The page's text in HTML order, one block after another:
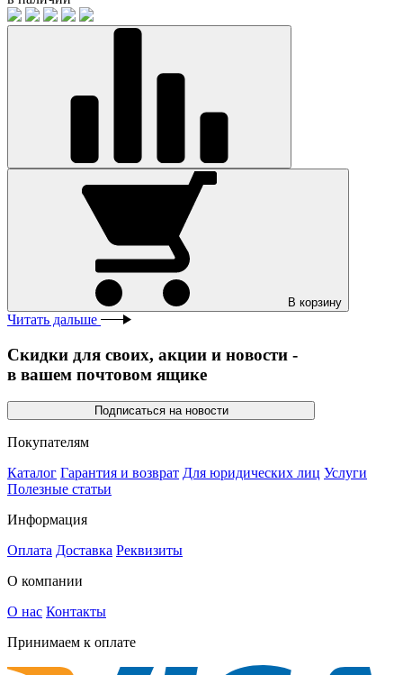
В корзину
Читать дальше
Скидки для своих, акции и новости -
в вашем почтовом ящике
Подписаться на новости
Покупателям
Каталог Гарантия и возврат Для юридических лиц Услуги
Полезные статьи
Информация
Оплата Доставка Реквизиты
О компании
О нас Контакты
Принимаем к оплате